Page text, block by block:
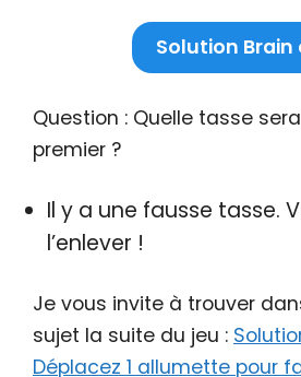
Solution Brain
Question : Quelle tasse
premier ?
Il y a une fausse tasse.
l’enlever !
Je vous invite à trouver
sujet la suite du jeu :
Déplacez 1 allumette pour